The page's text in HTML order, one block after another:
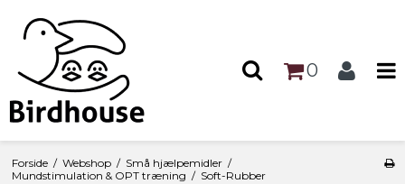
0
Forside / Webshop / Små hjælpemidler /
Mundstimulation & OPT træning / Soft-Rubber